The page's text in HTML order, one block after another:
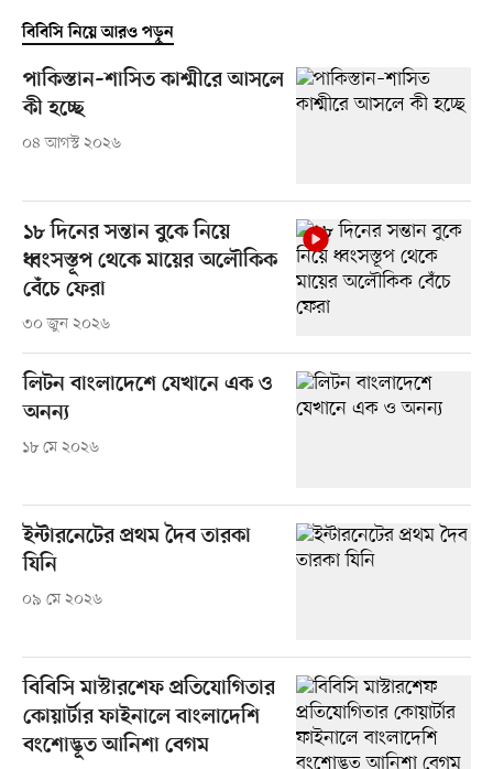
বিবিসি নিয়ে আরও পড়ুন
পাকিস্তান–শাসিত কাশ্মীরে আসলে
কী হচ্ছে
০৪ আগস্ট ২০২৬
১৮ দিনের সন্তান বুকে নিয়ে
ধ্বংসস্তূপ থেকে মায়ের অলৌকিক
বেঁচে ফেরা
৩০ জুন ২০২৬
লিটন বাংলাদেশে যেখানে এক ও
অনন্য
১৮ মে ২০২৬
ইন্টারনেটের প্রথম দৈব তারকা
যিনি
০৯ মে ২০২৬
বিবিসি মাস্টারশেফ প্রতিযোগিতার
কোয়ার্টার ফাইনালে বাংলাদেশি
বংশোদ্ভূত আনিশা বেগম